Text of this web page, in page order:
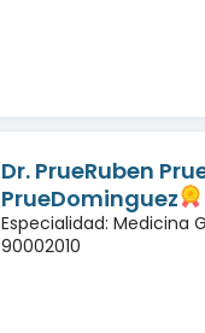
Dr. PrueRuben
PrueDominguez
Especialidad: Medicina
90002010